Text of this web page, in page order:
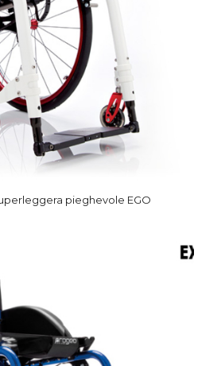
pieghevole EGO